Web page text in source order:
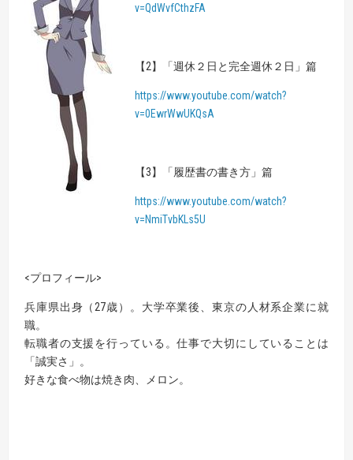
v=QdWvfCthzFA
【2】「週休２日と完全週休２日」篇
https://www.youtube.com/watch?
v=0EwrWwUKQsA
【3】「履歴書の書き方」篇
https://www.youtube.com/watch?
v=NmiTvbKLs5U
<プロフィール>
兵庫県出身（27歳）。大学卒業後、東京の人材系企業に就
職。
転職者の支援を行っている。仕事で大切にしていることは
「誠実さ」。
好きな食べ物は焼き肉、メロン。